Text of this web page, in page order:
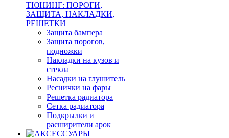
ТЮНИНГ: ПОРОГИ,
ЗАЩИТА, НАКЛАДКИ,
РЕШЕТКИ
Защита бампера
Защита порогов,
подножки
Накладки на кузов и
стекла
Насадки на глушитель
Реснички на фары
Решетка радиатора
Сетка радиатора
Подкрылки и
расширители арок